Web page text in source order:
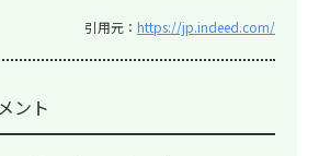
引用元： https://jp.indeed.com/
ント